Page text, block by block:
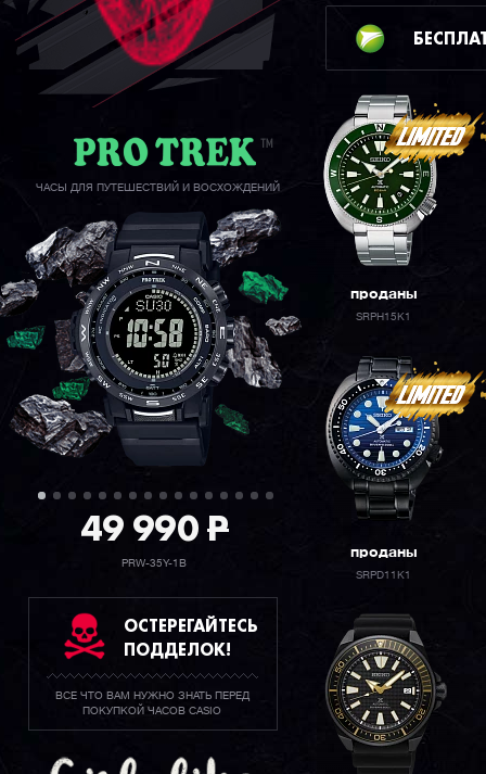
ЧАСЫ ДЛЯ ПУТЕШЕСТВИЙ И ВОСХОЖДЕНИЙ
49 990P
PRW-35Y-1B
ОСТЕРЕГАЙТЕСЬ
ПОДДЕЛОК!
ВСЕ ЧТО ВАМ НУЖНО ЗНАТЬ ПЕРЕД
ПОКУПКОЙ ЧАСОВ CASIO
проданы
SRPH15K1
проданы
SRPD11K1